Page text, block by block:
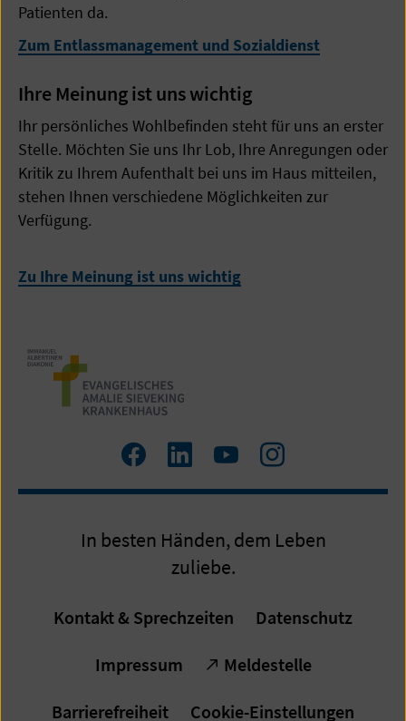
Patienten da.
Zum Entlassmanagement und Sozialdienst
Ihre Meinung ist uns wichtig
Ihr persönliches Wohlbefinden steht für uns an erster
Stelle. Möchten Sie uns Ihr Lob, Ihre Anregungen oder
Kritik zu Ihrem Aufenthalt bei uns im Haus mitteilen,
stehen Ihnen verschiedene Möglichkeiten zur
Verfügung.
Zu Ihre Meinung ist uns wichtig
Zum
Facebook
Zum
LinkedIn
Zum
YouTube
Zum
Instagram
In besten Händen, dem Leben
zuliebe.
Kontakt & Sprechzeiten Datenschutz
Impressum Meldestelle
Barrierefreiheit Cookie-Einstellungen